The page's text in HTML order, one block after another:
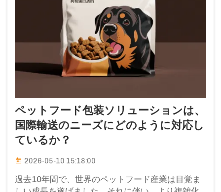
ペットフード包装ソリューションは、
国際輸送のニーズにどのように対応し
ているか？
2026-05-10 15:18:00
過去10年間で、世界のペットフード産業は目覚ま